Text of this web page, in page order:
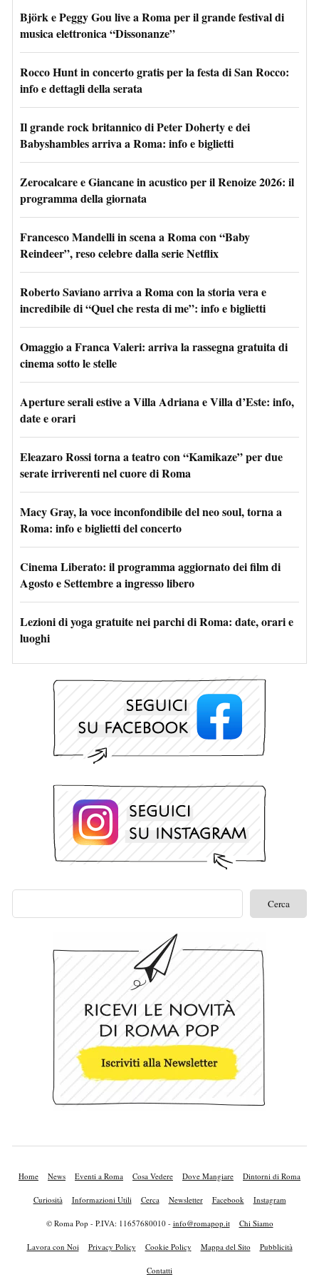
Björk e Peggy Gou live a Roma per il grande festival di
musica elettronica “Dissonanze”
Rocco Hunt in concerto gratis per la festa di San Rocco:
info e dettagli della serata
Il grande rock britannico di Peter Doherty e dei
Babyshambles arriva a Roma: info e biglietti
Zerocalcare e Giancane in acustico per il Renoize 2026: il
programma della giornata
Francesco Mandelli in scena a Roma con “Baby
Reindeer”, reso celebre dalla serie Netflix
Roberto Saviano arriva a Roma con la storia vera e
incredibile di “Quel che resta di me”: info e biglietti
Omaggio a Franca Valeri: arriva la rassegna gratuita di
cinema sotto le stelle
Aperture serali estive a Villa Adriana e Villa d’Este: info,
date e orari
Eleazaro Rossi torna a teatro con “Kamikaze” per due
serate irriverenti nel cuore di Roma
Macy Gray, la voce inconfondibile del neo soul, torna a
Roma: info e biglietti del concerto
Cinema Liberato: il programma aggiornato dei film di
Agosto e Settembre a ingresso libero
Lezioni di yoga gratuite nei parchi di Roma: date, orari e
luoghi
Home News Eventi a Roma Cosa Vedere Dove Mangiare Dintorni di Roma
Curiosità Informazioni Utili Cerca Newsletter Facebook Instagram
© Roma Pop - P.IVA: 11657680010 - info@romapop.it Chi Siamo
Lavora con Noi Privacy Policy Cookie Policy Mappa del Sito Pubblicità
Contatti